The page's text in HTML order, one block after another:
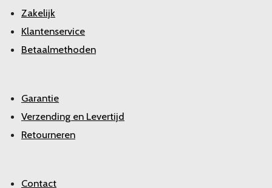
Zakelijk
Klantenservice
Betaalmethoden
Garantie
Verzending en Levertijd
Retourneren
Contact